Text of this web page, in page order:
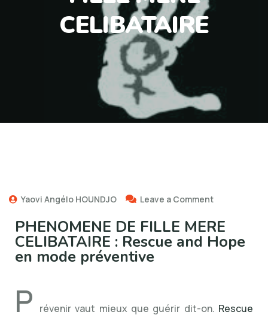
CELIBATAIRE
Yaovi Angélo HOUNDJO Leave a Comment
PHENOMENE DE FILLE MERE
CELIBATAIRE : Rescue and Hope
en mode préventive
P révenir vaut mieux que guérir dit-on. Rescue